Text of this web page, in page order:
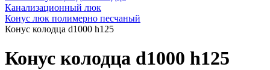
Канализационный люк
Конус люк полимерно песчаный
Конус колодца d1000 h125
Конус колодца d1000 h125